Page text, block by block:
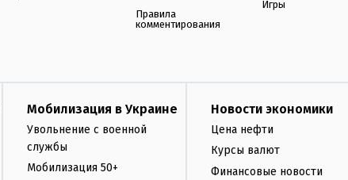
Правила
комментирования
Игры
Мобилизация в Украине
Увольнение с военной
службы
Мобилизация 50+
Новости экономики
Цена нефти
Курсы валют
Финансовые новости